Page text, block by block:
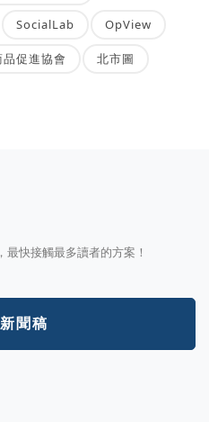
SocialLab OpView
促進協會 北市圖
快接觸最多讀者的方案！
聞稿